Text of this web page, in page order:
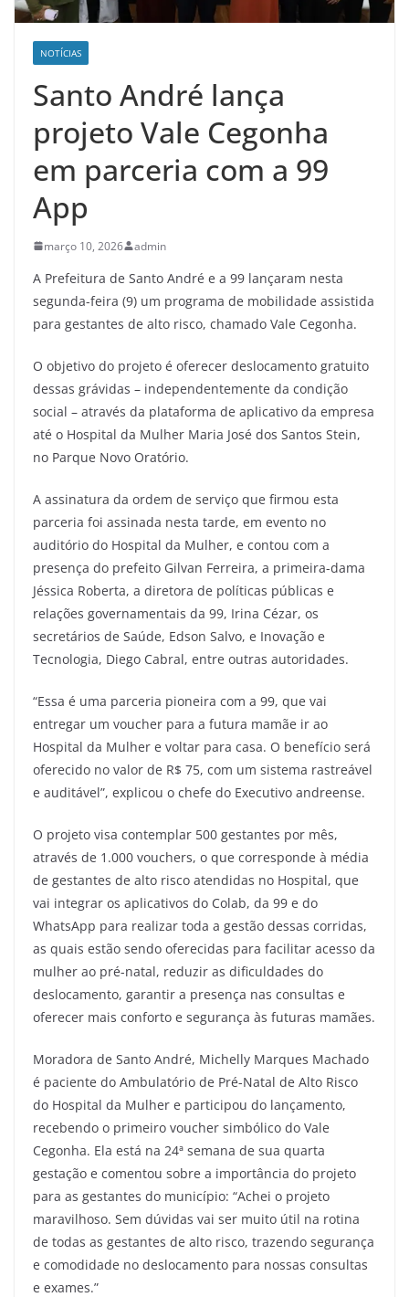
NOTÍCIAS
Santo André lança
projeto Vale Cegonha
em parceria com a 99
App
março 10, 2026 admin
A Prefeitura de Santo André e a 99 lançaram nesta
segunda-feira (9) um programa de mobilidade assistida
para gestantes de alto risco, chamado Vale Cegonha.
O objetivo do projeto é oferecer deslocamento gratuito
dessas grávidas – independentemente da condição
social – através da plataforma de aplicativo da empresa
até o Hospital da Mulher Maria José dos Santos Stein,
no Parque Novo Oratório.
A assinatura da ordem de serviço que firmou esta
parceria foi assinada nesta tarde, em evento no
auditório do Hospital da Mulher, e contou com a
presença do prefeito Gilvan Ferreira, a primeira-dama
Jéssica Roberta, a diretora de políticas públicas e
relações governamentais da 99, Irina Cézar, os
secretários de Saúde, Edson Salvo, e Inovação e
Tecnologia, Diego Cabral, entre outras autoridades.
“Essa é uma parceria pioneira com a 99, que vai
entregar um voucher para a futura mamãe ir ao
Hospital da Mulher e voltar para casa. O benefício será
oferecido no valor de R$ 75, com um sistema rastreável
e auditável”, explicou o chefe do Executivo andreense.
O projeto visa contemplar 500 gestantes por mês,
através de 1.000 vouchers, o que corresponde à média
de gestantes de alto risco atendidas no Hospital, que
vai integrar os aplicativos do Colab, da 99 e do
WhatsApp para realizar toda a gestão dessas corridas,
as quais estão sendo oferecidas para facilitar acesso da
mulher ao pré-natal, reduzir as dificuldades do
deslocamento, garantir a presença nas consultas e
oferecer mais conforto e segurança às futuras mamães.
Moradora de Santo André, Michelly Marques Machado
é paciente do Ambulatório de Pré-Natal de Alto Risco
do Hospital da Mulher e participou do lançamento,
recebendo o primeiro voucher simbólico do Vale
Cegonha. Ela está na 24ª semana de sua quarta
gestação e comentou sobre a importância do projeto
para as gestantes do município: “Achei o projeto
maravilhoso. Sem dúvidas vai ser muito útil na rotina
de todas as gestantes de alto risco, trazendo segurança
e comodidade no deslocamento para nossas consultas
e exames.”